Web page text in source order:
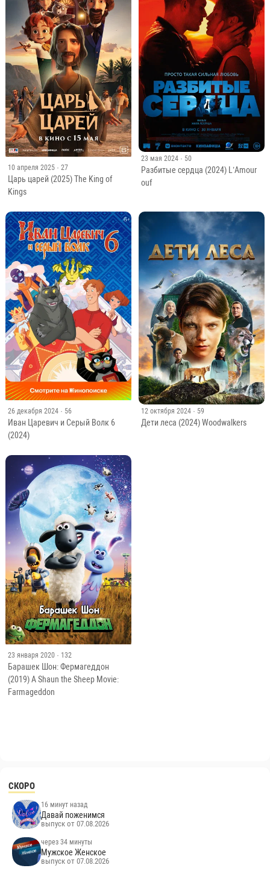
10 апреля 2025 · 27
Царь царей (2025) The King of
Kings
23 мая 2024 · 50
Разбитые сердца (2024) L’Amour
ouf
26 декабря 2024 · 56
Иван Царевич и Серый Волк 6
(2024)
12 октября 2024 · 59
Дети леса (2024) Woodwalkers
23 января 2020 · 132
Барашек Шон: Фермагеддон
(2019) A Shaun the Sheep Movie:
Farmageddon
СКОРО
16 минут назад
Давай поженимся
выпуск от 07.08.2026
через 34 минуты
Мужское Женское
выпуск от 07.08.2026